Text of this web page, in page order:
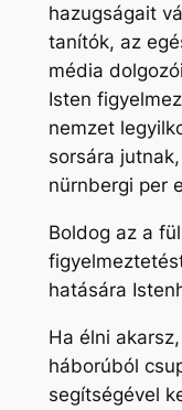
hazugságait
tanítók, az
média
Isten
nemzet
sorsára
nürnbergi per
Boldog az a
hatására
Ha élni
háborúból
segítségével